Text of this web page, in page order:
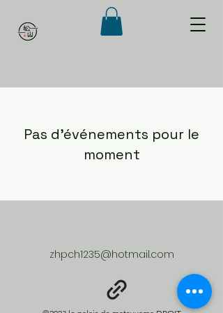
Pas d'événements pour le
moment
zhpch1235@hotmail.com